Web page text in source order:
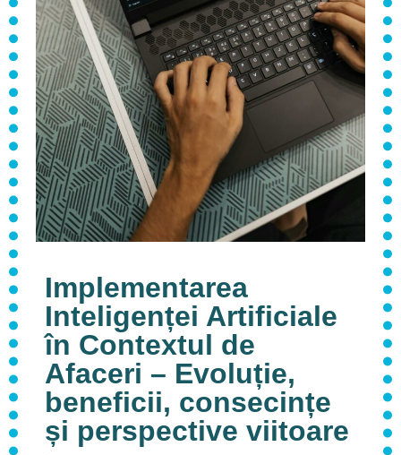
Implementarea
Inteligenței Artificiale
în Contextul de
Afaceri – Evoluție,
beneficii, consecințe
și perspective viitoare